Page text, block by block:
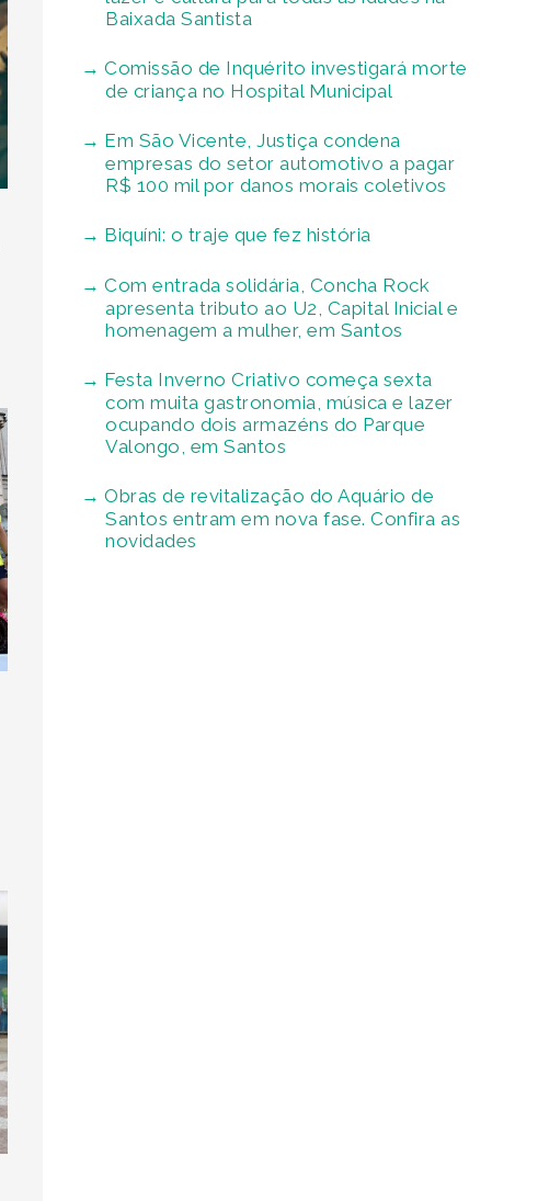
Baixada Santista
Comissão de Inquérito investigará morte
de criança no Hospital Municipal
Em São Vicente, Justiça condena
empresas do setor automotivo a pagar
R$ 100 mil por danos morais coletivos
Biquíni: o traje que fez história
Com entrada solidária, Concha Rock
apresenta tributo ao U2, Capital Inicial e
homenagem a mulher, em Santos
Festa Inverno Criativo começa sexta
com muita gastronomia, música e lazer
ocupando dois armazéns do Parque
Valongo, em Santos
Obras de revitalização do Aquário de
Santos entram em nova fase. Confira as
novidades